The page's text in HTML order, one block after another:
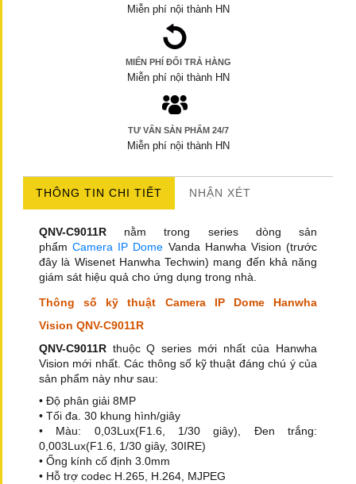
Miễn phí nội thành HN
MIẾN PHÍ ĐỔI TRẢ HÀNG
Miễn phí nội thành HN
TƯ VẤN SẢN PHẨM 24/7
Miễn phí nội thành HN
THÔNG TIN CHI TIẾT NHẬN XÉT
QNV-C9011R nằm trong series dòng sản
phẩm Camera IP Dome Vanda Hanwha Vision (trước
đây là Wisenet Hanwha Techwin) mang đến khả năng
giám sát hiệu quả cho ứng dụng trong nhà.
Thông số kỹ thuật Camera IP Dome Hanwha
Vision QNV-C9011R
QNV-C9011R thuộc Q series mới nhất của Hanwha
Vision mới nhất. Các thông số kỹ thuật đáng chú ý của
sản phẩm này như sau:
• Độ phân giải 8MP
• Tối đa. 30 khung hình/giây
• Màu: 0,03Lux(F1.6, 1/30 giây), Đen trắng:
0,003Lux(F1.6, 1/30 giây, 30IRE)
• Ống kính cố định 3.0mm
• Hỗ trợ codec H.265, H.264, MJPEG